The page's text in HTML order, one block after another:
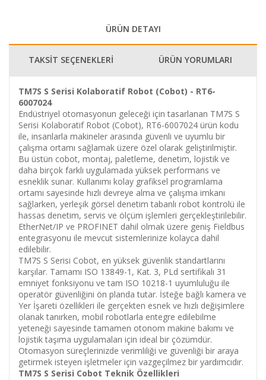
ÜRÜN DETAYI
TAKSİT SEÇENEKLERİ ÜRÜN YORUMLARI
TM7S S Serisi Kolaboratif Robot (Cobot) - RT6-
6007024
Endüstriyel otomasyonun geleceği için tasarlanan TM7S S
Serisi Kolaboratif Robot (Cobot), RT6-6007024 ürün kodu
ile, insanlarla makineler arasında güvenli ve uyumlu bir
çalışma ortamı sağlamak üzere özel olarak geliştirilmiştir.
Bu üstün cobot, montaj, paletleme, denetim, lojistik ve
daha birçok farklı uygulamada yüksek performans ve
esneklik sunar. Kullanımı kolay grafiksel programlama
ortamı sayesinde hızlı devreye alma ve çalışma imkanı
sağlarken, yerleşik görsel denetim tabanlı robot kontrolü ile
hassas denetim, servis ve ölçüm işlemleri gerçekleştirilebilir.
EtherNet/IP ve PROFINET dahil olmak üzere geniş Fieldbus
entegrasyonu ile mevcut sistemlerinize kolayca dahil
edilebilir.
TM7S S Serisi Cobot, en yüksek güvenlik standartlarını
karşılar. Tamamı ISO 13849-1, Kat. 3, PLd sertifikalı 31
emniyet fonksiyonu ve tam ISO 10218-1 uyumluluğu ile
operatör güvenliğini ön planda tutar. İsteğe bağlı kamera ve
Yer İşareti özellikleri ile gerçekten esnek ve hızlı değişimlere
olanak tanırken, mobil robotlarla entegre edilebilme
yeteneği sayesinde tamamen otonom makine bakımı ve
lojistik taşıma uygulamaları için ideal bir çözümdür.
Otomasyon süreçlerinizde verimliliği ve güvenliği bir araya
getirmek isteyen işletmeler için vazgeçilmez bir yardımcıdır.
TM7S S Serisi Cobot Teknik Özellikleri